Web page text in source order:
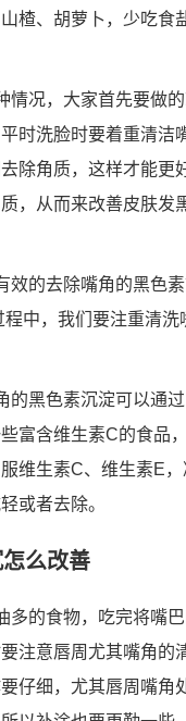
楂、胡萝卜，少吃食
情况，大家首先要做
时洗脸时要着重清洁
除角质，这样才能更
，从而来改善皮肤发
效的去除嘴角的黑色
中，我们要注重清洗
的黑色素沉淀可以通
富含维生素C的食品
维生素C、维生素E
或者去除。
么改善
多的食物，吃完将嘴
注意唇周尤其嘴角的
仔细，尤其唇周嘴角